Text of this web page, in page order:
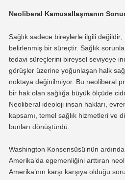
Neoliberal Kamusallaşmanın
Sağlık sadece bireylerle ilgili
belirlenmiş bir süreçtir. Sağlık
tedavi süreçlerini bireysel seviyeye
görüşler üzerine yoğunlaşan halk
noktaya değinilmiyor. Bu neoliberal
bir hak olan sağlığa büyük ölçüde
Neoliberal ideoloji insan hakları,
kapsamı, temel sağlık hizmetleri ve
bunları dönüştürdü.
Washington Konsensüsü‘nün
Amerika’da egemenliğini arttıran
Amerika’nın karşı karşıya olduğu